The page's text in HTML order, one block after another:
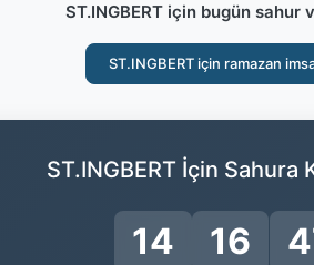
ST.INGBERT için bugün sahur
ST.INGBERT için ramazan
ST.INGBERT İçin Sahura
14 16